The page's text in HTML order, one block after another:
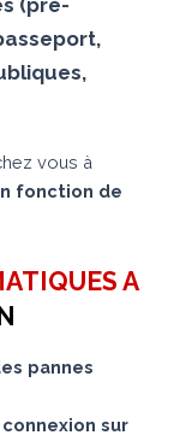
vous à
fonction de
A
pannes
sur